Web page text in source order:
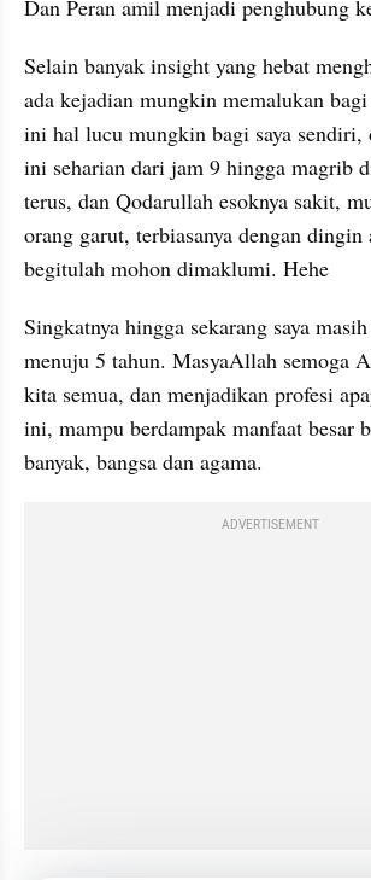
Dan Peran amil menjadi penghubung
Selain banyak insight yang hebat
ada kejadian mungkin memalukan
ini hal lucu mungkin bagi saya sendiri,
ini seharian dari jam 9 hingga magrib
terus, dan Qodarullah esoknya sakit,
orang garut, terbiasanya dengan
begitulah mohon dimaklumi. Hehe
Singkatnya hingga sekarang saya
menuju 5 tahun. MasyaAllah semoga
kita semua, dan menjadikan profesi
ini, mampu berdampak manfaat besar
banyak, bangsa dan agama.
ADVERTISEMENT